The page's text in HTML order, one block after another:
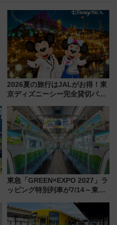
2026夏の旅行はJALがお得！東
京ディズニーシー完全貸切パー
ーン始まる 条件は「夏の国内
線に2回搭乗」
東急「GREEN×EXPO 2027」ラ
ッピング特別列車が7/14～東
ー！ 注目の編成やデザインまと
め